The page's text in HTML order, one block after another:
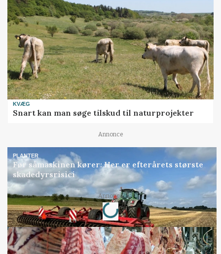
KVÆG
Snart kan man søge tilskud til naturprojekter
Annonce
PLANTER
Før såmaskinen kører: Her er efterårets største
skadedyrsrisici
Annonce
Loading...